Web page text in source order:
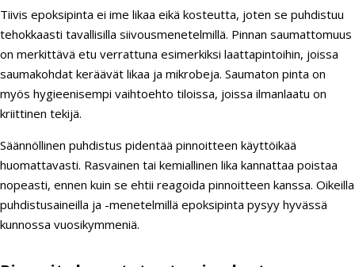
Tiivis epoksipinta ei ime likaa eikä kosteutta, joten se puhdistuu
tehokkaasti tavallisilla siivousmenetelmillä. Pinnan saumattomuus
on merkittävä etu verrattuna esimerkiksi laattapintoihin, joissa
saumakohdat keräävät likaa ja mikrobeja. Saumaton pinta on
myös hygieenisempi vaihtoehto tiloissa, joissa ilmanlaatu on
kriittinen tekijä.
Säännöllinen puhdistus pidentää pinnoitteen käyttöikää
huomattavasti. Rasvainen tai kemiallinen lika kannattaa poistaa
nopeasti, ennen kuin se ehtii reagoida pinnoitteen kanssa. Oikeilla
puhdistusaineilla ja -menetelmillä epoksipinta pysyy hyvässä
kunnossa vuosikymmeniä.